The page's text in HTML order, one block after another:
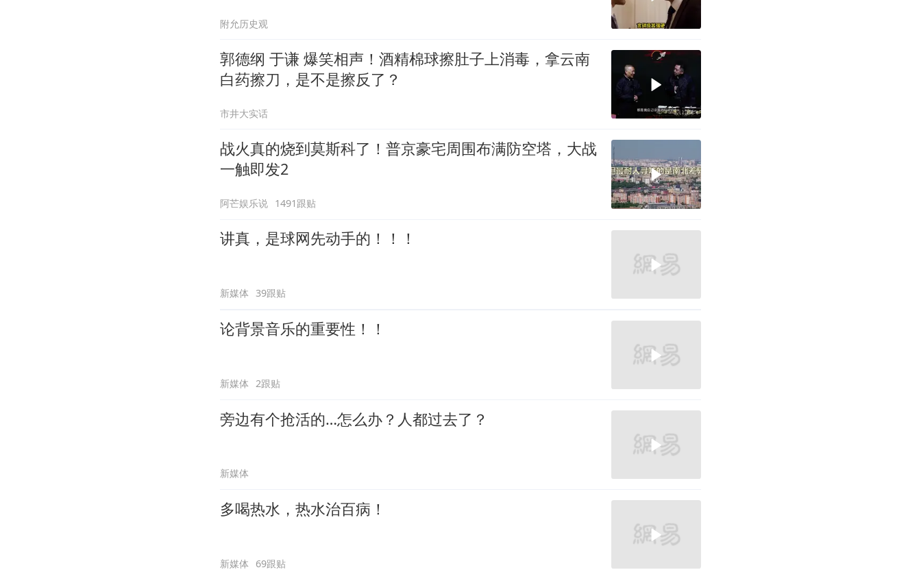
附允历史观
郭德纲 于谦 爆笑相声！酒精棉球擦肚子上消毒，拿云南
白药擦刀，是不是擦反了？
市井大实话
战火真的烧到莫斯科了！普京豪宅周围布满防空塔，大战
一触即发2
阿芒娱乐说 1491跟贴
讲真，是球网先动手的！！！
新媒体 39跟贴
论背景音乐的重要性！！
新媒体 2跟贴
旁边有个抢活的…怎么办？人都过去了？
新媒体
多喝热水，热水治百病！
新媒体 69跟贴